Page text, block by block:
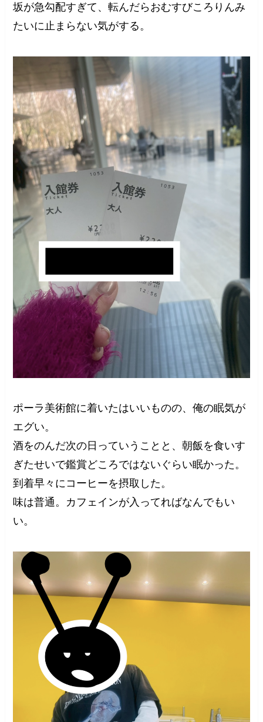
坂が急勾配すぎて、転んだらおむすびころりんみ
たいに止まらない気がする。
ポーラ美術館に着いたはいいものの、俺の眠気が
エグい。
酒をのんだ次の日っていうことと、朝飯を食いす
ぎたせいで鑑賞どころではないぐらい眠かった。
到着早々にコーヒーを摂取した。
味は普通。カフェインが入ってればなんでもい
い。